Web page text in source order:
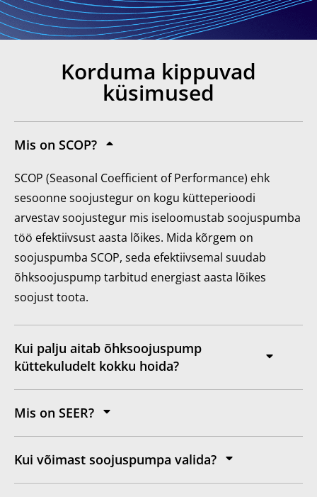
Korduma kippuvad
küsimused
Mis on SCOP?
SCOP (Seasonal Coefficient of Performance) ehk
sesoonne soojustegur on kogu kütteperioodi
arvestav soojustegur mis iseloomustab soojuspumba
töö efektiivsust aasta lõikes. Mida kõrgem on
soojuspumba SCOP, seda efektiivsemal suudab
õhksoojuspump tarbitud energiast aasta lõikes
soojust toota.
Kui palju aitab õhksoojuspump
küttekuludelt kokku hoida?
Mis on SEER?
Kui võimast soojuspumpa valida?